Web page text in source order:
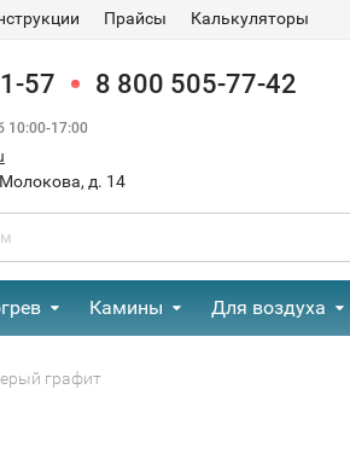
Прайсы Калькуляторы
57 8 800 505-77-42
10:00-17:00
д. 14
Камины Для воздуха
графит